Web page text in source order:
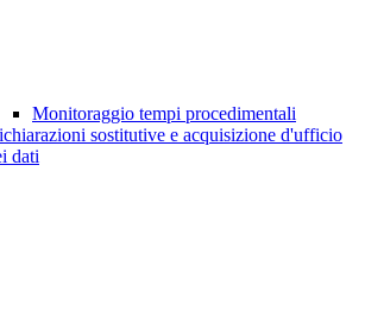
Monitoraggio tempi procedimentali
sostitutive e acquisizione d'ufficio
dati